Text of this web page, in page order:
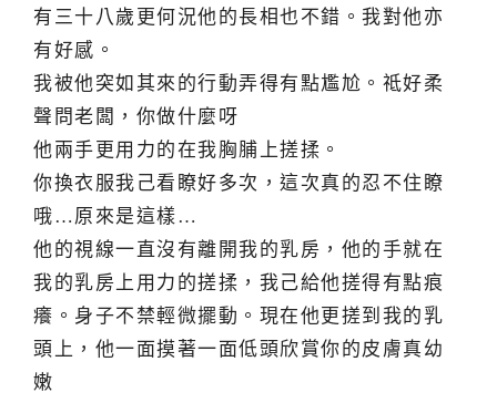
有三十八歲更何況他的長相也不錯。我對他亦
有好感。
我被他突如其來的行動弄得有點尷尬。祗好柔
聲問老闆，你做什麼呀
他兩手更用力的在我胸脯上搓揉。
你換衣服我己看瞭好多次，這次真的忍不住瞭
哦…原來是這樣…
他的視線一直沒有離開我的乳房，他的手就在
我的乳房上用力的搓揉，我己給他搓得有點痕
癢。身子不禁輕微擺動。現在他更搓到我的乳
頭上，他一面摸著一面低頭欣賞你的皮膚真幼
嫩